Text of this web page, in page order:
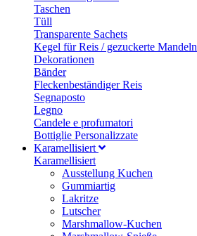
Taschen
Tüll
Transparente Sachets
Kegel für Reis / gezuckerte Mandeln
Dekorationen
Bänder
Fleckenbeständiger Reis
Segnaposto
Legno
Candele e profumatori
Bottiglie Personalizzate
Karamellisiert
Karamellisiert
Ausstellung Kuchen
Gummiartig
Lakritze
Lutscher
Marshmallow-Kuchen